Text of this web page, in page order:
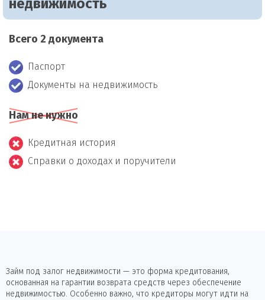
недвижимость
Всего 2 документа
Паспорт
Документы на недвижимость
Нам не нужно
Кредитная история
Справки о доходах и поручители
Займ под залог недвижимости — это форма кредитования,
основанная на гарантии возврата средств через обеспечение
недвижимостью. Особенно важно, что кредиторы могут идти на